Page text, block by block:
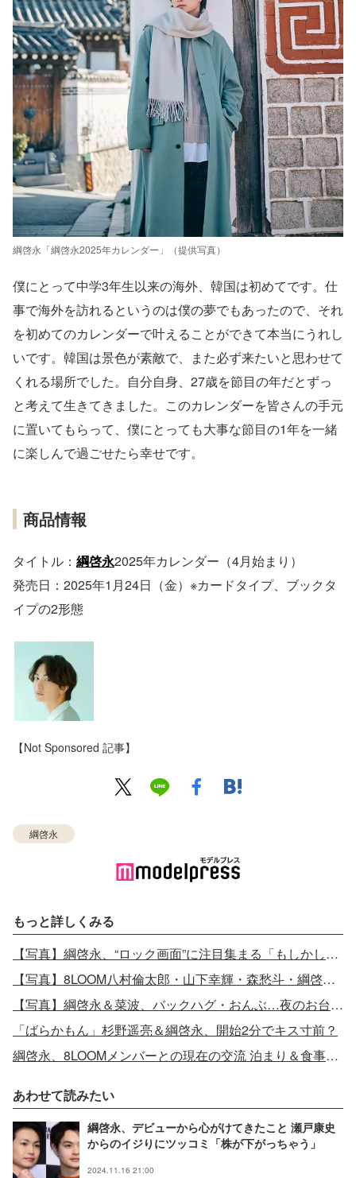
綱啓永「綱啓永2025年カレンダー」（提供写真）
僕にとって中学3年生以来の海外、韓国は初めてです。仕
事で海外を訪れるというのは僕の夢でもあったので、それ
を初めてのカレンダーで叶えることができて本当にうれし
いです。韓国は景色が素敵で、また必ず来たいと思わせて
くれる場所でした。自分自身、27歳を節目の年だとずっ
と考えて生きてきました。このカレンダーを皆さんの手元
に置いてもらって、僕にとっても大事な節目の1年を一緒
に楽しんで過ごせたら幸せです。
商品情報
タイトル： 綱啓永2025年カレンダー（4⽉始まり）
発売⽇：2025年1⽉24⽇（⾦）※カードタイプ、ブックタ
イプの2形態
【Not Sponsored 記事】
綱啓永
もっと詳しくみる
【写真】綱啓永、“ロック画面”に注目集まる「もしかして8LOOM？」
【写真】8LOOM八村倫太郎・山下幸輝・森愁斗・綱啓永、“君花ポーズ”のオフショット
【写真】綱啓永＆菜波、バックハグ・おんぶ…夜のお台場で密着デート
「ばらかもん」杉野遥亮＆綱啓永、開始2分でキス寸前？
綱啓永、8LOOMメンバーとの現在の交流 泊まり＆食事エピソード明かす
あわせて読みたい
綱啓永、デビューから心がけてきたこと 瀬戸康史
からのイジりにツッコミ「株が下がっちゃう」
2024.11.16 21:00